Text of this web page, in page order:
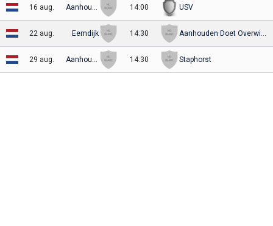
16 aug. Aanhouden Doet Overwinnen 1920 14:00 USV
22 aug. Eemdijk 14:30 Aanhouden Doet Overwinnen 1920
29 aug. Aanhouden Doet Overwinnen 1920 14:30 Staphorst